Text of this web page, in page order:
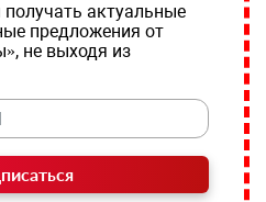
актуальные
предложения от
не выходя из